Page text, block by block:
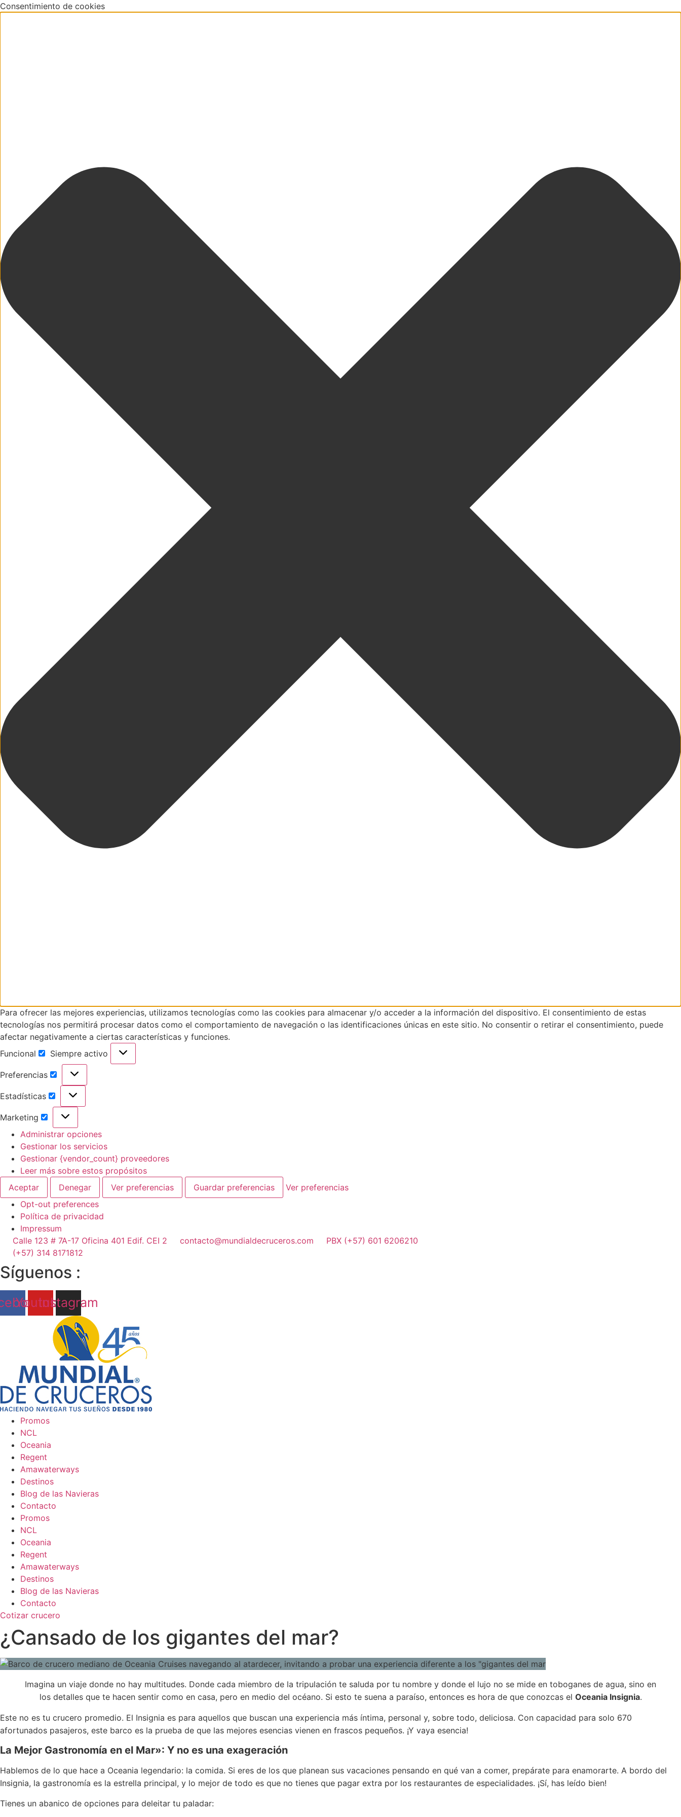
Consentimiento de cookies
Para ofrecer las mejores experiencias, utilizamos tecnologías como las cookies para almacenar y/o acceder a la información del dispositivo. El consentimiento de estas
tecnologías nos permitirá procesar datos como el comportamiento de navegación o las identificaciones únicas en este sitio. No consentir o retirar el consentimiento, puede
afectar negativamente a ciertas características y funciones.
Funcional
Funcional
Siempre activo
Preferencias
Preferencias
Estadísticas
Estadísticas
Marketing
Marketing
Administrar opciones
Gestionar los servicios
Gestionar {vendor_count} proveedores
Leer más sobre estos propósitos
Aceptar
Denegar Ver preferencias Guardar preferencias
Ver preferencias
Opt-out preferences
Política de privacidad
Impressum
contenido
Calle 123 # 7A-17 Oficina 401 Edif. CEI 2 contacto@mundialdecruceros.com
PBX (+57) 601 6206210
(+57) 314 8171812
Síguenos :
Youtube
Instagram
Promos
NCL
Oceania
Regent
Amawaterways
Destinos
Blog de las Navieras
Contacto
Promos
NCL
Oceania
Regent
Amawaterways
Destinos
Blog de las Navieras
Contacto
Cotizar crucero
¿Cansado de los gigantes del mar?
Imagina un viaje donde no hay multitudes. Donde cada miembro de la tripulación te saluda por tu nombre y donde el lujo no se mide en toboganes de agua, sino en
los detalles que te hacen sentir como en casa, pero en medio del océano. Si esto te suena a paraíso, entonces es hora de que conozcas el Oceania Insignia.
Este no es tu crucero promedio. El Insignia es para aquellos que buscan una experiencia más íntima, personal y, sobre todo, deliciosa. Con capacidad para solo 670
afortunados pasajeros, este barco es la prueba de que las mejores esencias vienen en frascos pequeños. ¡Y vaya esencia!
La Mejor Gastronomía en el Mar»: Y no es una exageración
Hablemos de lo que hace a Oceania legendario: la comida. Si eres de los que planean sus vacaciones pensando en qué van a comer, prepárate para enamorarte. A bordo del
Insignia, la gastronomía es la estrella principal, y lo mejor de todo es que no tienes que pagar extra por los restaurantes de especialidades. ¡Sí, has leído bien!
Tienes un abanico de opciones para deleitar tu paladar: